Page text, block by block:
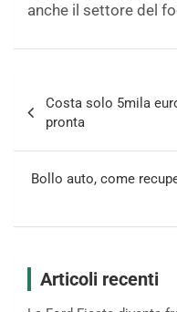
anche il settore del
articoli
Costa solo 5mila
pronta
Bollo auto, come
Articoli recenti